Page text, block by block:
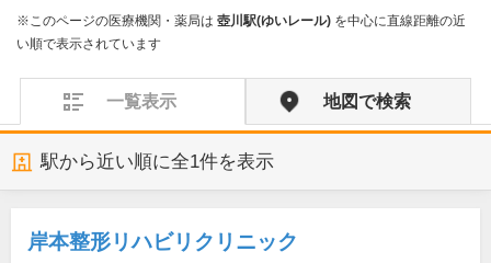
※このページの医療機関・薬局は 壺川駅(ゆいレール) を中心に直線距離の近
い順で表示されています
一覧表示 地図で検索
駅から近い順に全1件を表示
岸本整形リハビリクリニック